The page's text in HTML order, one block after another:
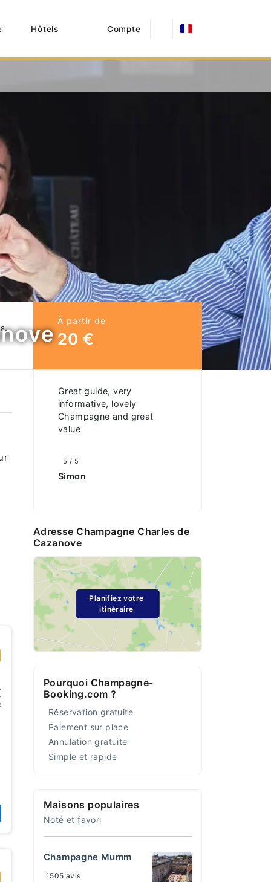
Hôtels Compte
À partir de
20 €
Great guide, very
informative, lovely
Champagne and great
value
5 / 5
Simon
Adresse Champagne Charles de
Cazanove
Planifiez votre
itinéraire
Pourquoi Champagne-
Booking.com ?
Réservation gratuite
Paiement sur place
Annulation gratuite
Simple et rapide
Maisons populaires
Noté et favori
Champagne Mumm
1505 avis